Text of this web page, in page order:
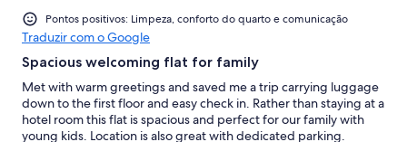
Pontos positivos: Limpeza, conforto do quarto e comunicação
Traduzir com o Google
Spacious welcoming flat for family
Met with warm greetings and saved me a trip carrying luggage
down to the first floor and easy check in. Rather than staying at a
hotel room this flat is spacious and perfect for our family with
young kids. Location is also great with dedicated parking.